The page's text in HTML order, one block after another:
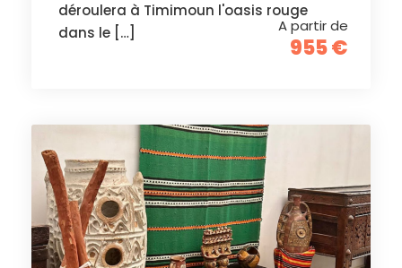
A partir de
955 €
déroulera à Timimoun l'oasis rouge
dans le […]